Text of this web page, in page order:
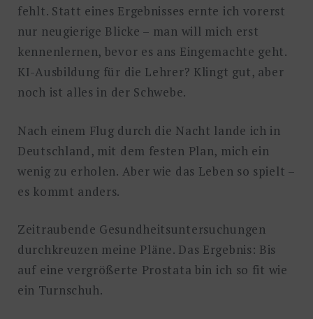
fehlt. Statt eines Ergebnisses ernte ich vorerst
nur neugierige Blicke – man will mich erst
kennenlernen, bevor es ans Eingemachte geht.
KI-Ausbildung für die Lehrer? Klingt gut, aber
noch ist alles in der Schwebe.
Nach einem Flug durch die Nacht lande ich in
Deutschland, mit dem festen Plan, mich ein
wenig zu erholen. Aber wie das Leben so spielt –
es kommt anders.
Zeitraubende Gesundheitsuntersuchungen
durchkreuzen meine Pläne. Das Ergebnis: Bis
auf eine vergrößerte Prostata bin ich so fit wie
ein Turnschuh.